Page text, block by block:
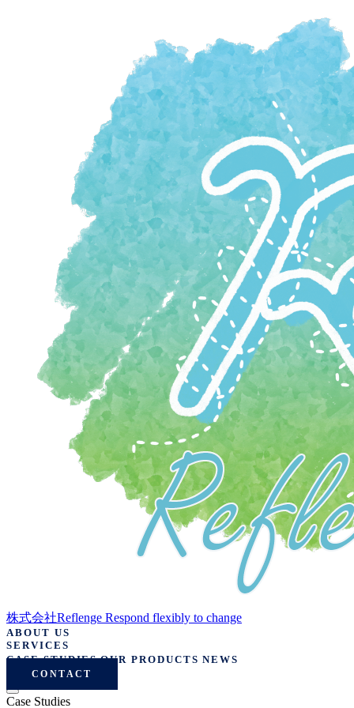
株式会社Reflenge Respond flexibly to change
ABOUT US
SERVICES
CASE STUDIES OUR PRODUCTS NEWS
CONTACT
Case Studies